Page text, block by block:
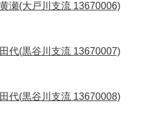
瀬(大戸川支流 13670006)
代(黒谷川支流 13670007)
代(黒谷川支流 13670008)